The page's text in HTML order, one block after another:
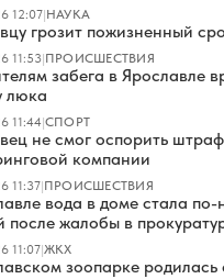
12:07|НАУКА
грозит пожизненный
11:53|ПРОИСШЕСТВИЯ
забега в Ярославле
люка
11:44|СПОРТ
не смог оспорить
компании
11:37|ПРОИСШЕСТВИЯ
вода в доме стала
после жалобы в
11:07|ЖКХ
зоопарке родилась